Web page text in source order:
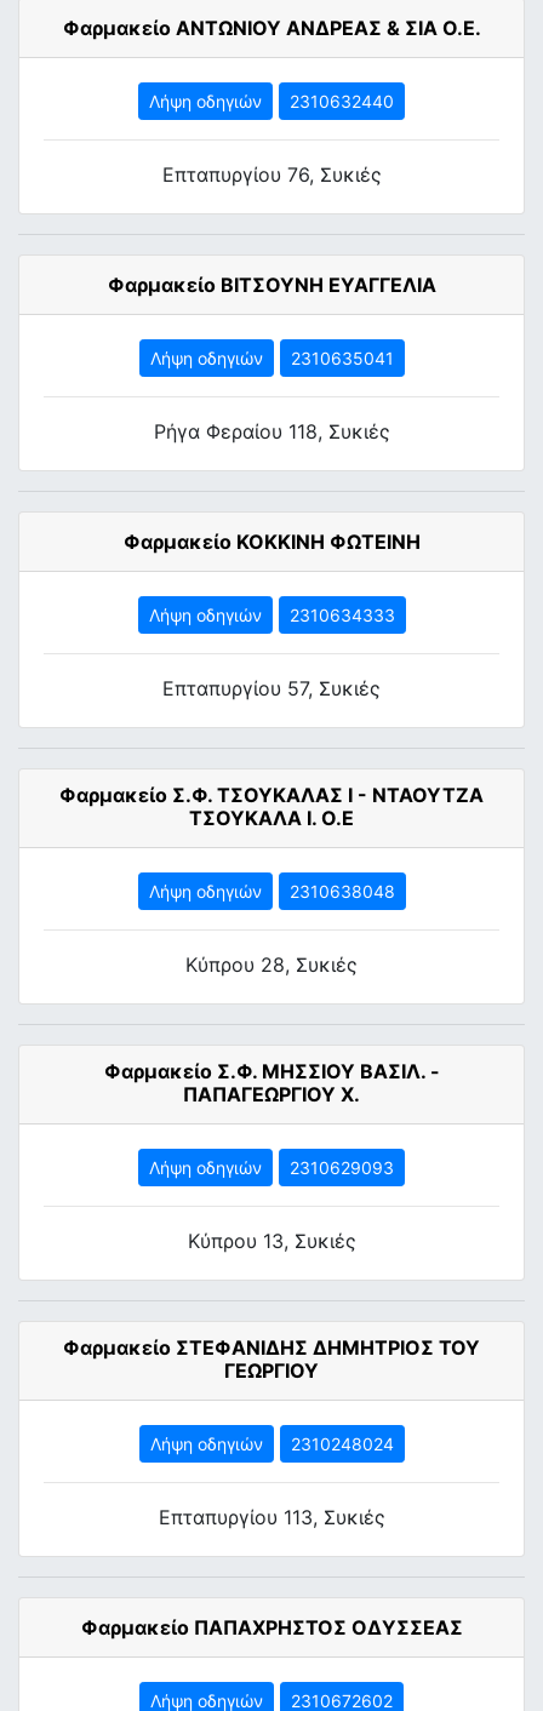
Φαρμακείο ΑΝΤΩΝΙΟΥ ΑΝΔΡΕΑΣ & ΣΙΑ Ο.Ε.
Λήψη οδηγιών 2310632440
Επταπυργίου 76, Συκιές
Φαρμακείο ΒΙΤΣΟΥΝΗ ΕΥΑΓΓΕΛΙΑ
Λήψη οδηγιών 2310635041
Ρήγα Φεραίου 118, Συκιές
Φαρμακείο ΚΟΚΚΙΝΗ ΦΩΤΕΙΝΗ
Λήψη οδηγιών 2310634333
Επταπυργίου 57, Συκιές
Φαρμακείο Σ.Φ. ΤΣΟΥΚΑΛΑΣ Ι - ΝΤΑΟΥΤΖΑ
ΤΣΟΥΚΑΛΑ Ι. Ο.Ε
Λήψη οδηγιών 2310638048
Κύπρου 28, Συκιές
Φαρμακείο Σ.Φ. ΜΗΣΣΙΟΥ ΒΑΣΙΛ. -
ΠΑΠΑΓΕΩΡΓΙΟΥ Χ.
Λήψη οδηγιών 2310629093
Κύπρου 13, Συκιές
Φαρμακείο ΣΤΕΦΑΝΙΔΗΣ ΔΗΜΗΤΡΙΟΣ ΤΟΥ
ΓΕΩΡΓΙΟΥ
Λήψη οδηγιών 2310248024
Επταπυργίου 113, Συκιές
Φαρμακείο ΠΑΠΑΧΡΗΣΤΟΣ ΟΔΥΣΣΕΑΣ
Λήψη οδηγιών 2310672602